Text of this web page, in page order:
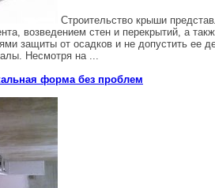
Строительство крыши
возведением стен и перекрытий, а
защиты от осадков и не допустить ее
Несмотря на ...
форма без проблем